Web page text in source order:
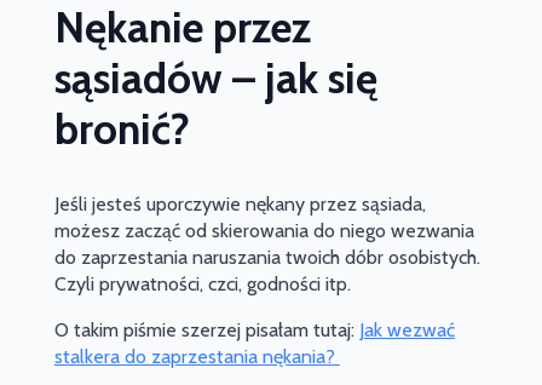
Nękanie przez
sąsiadów – jak się
bronić?
Jeśli jesteś uporczywie nękany przez sąsiada,
możesz zacząć od skierowania do niego wezwania
do zaprzestania naruszania twoich dóbr osobistych.
Czyli prywatności, czci, godności itp.
O takim piśmie szerzej pisałam tutaj: Jak wezwać
stalkera do zaprzestania nękania?